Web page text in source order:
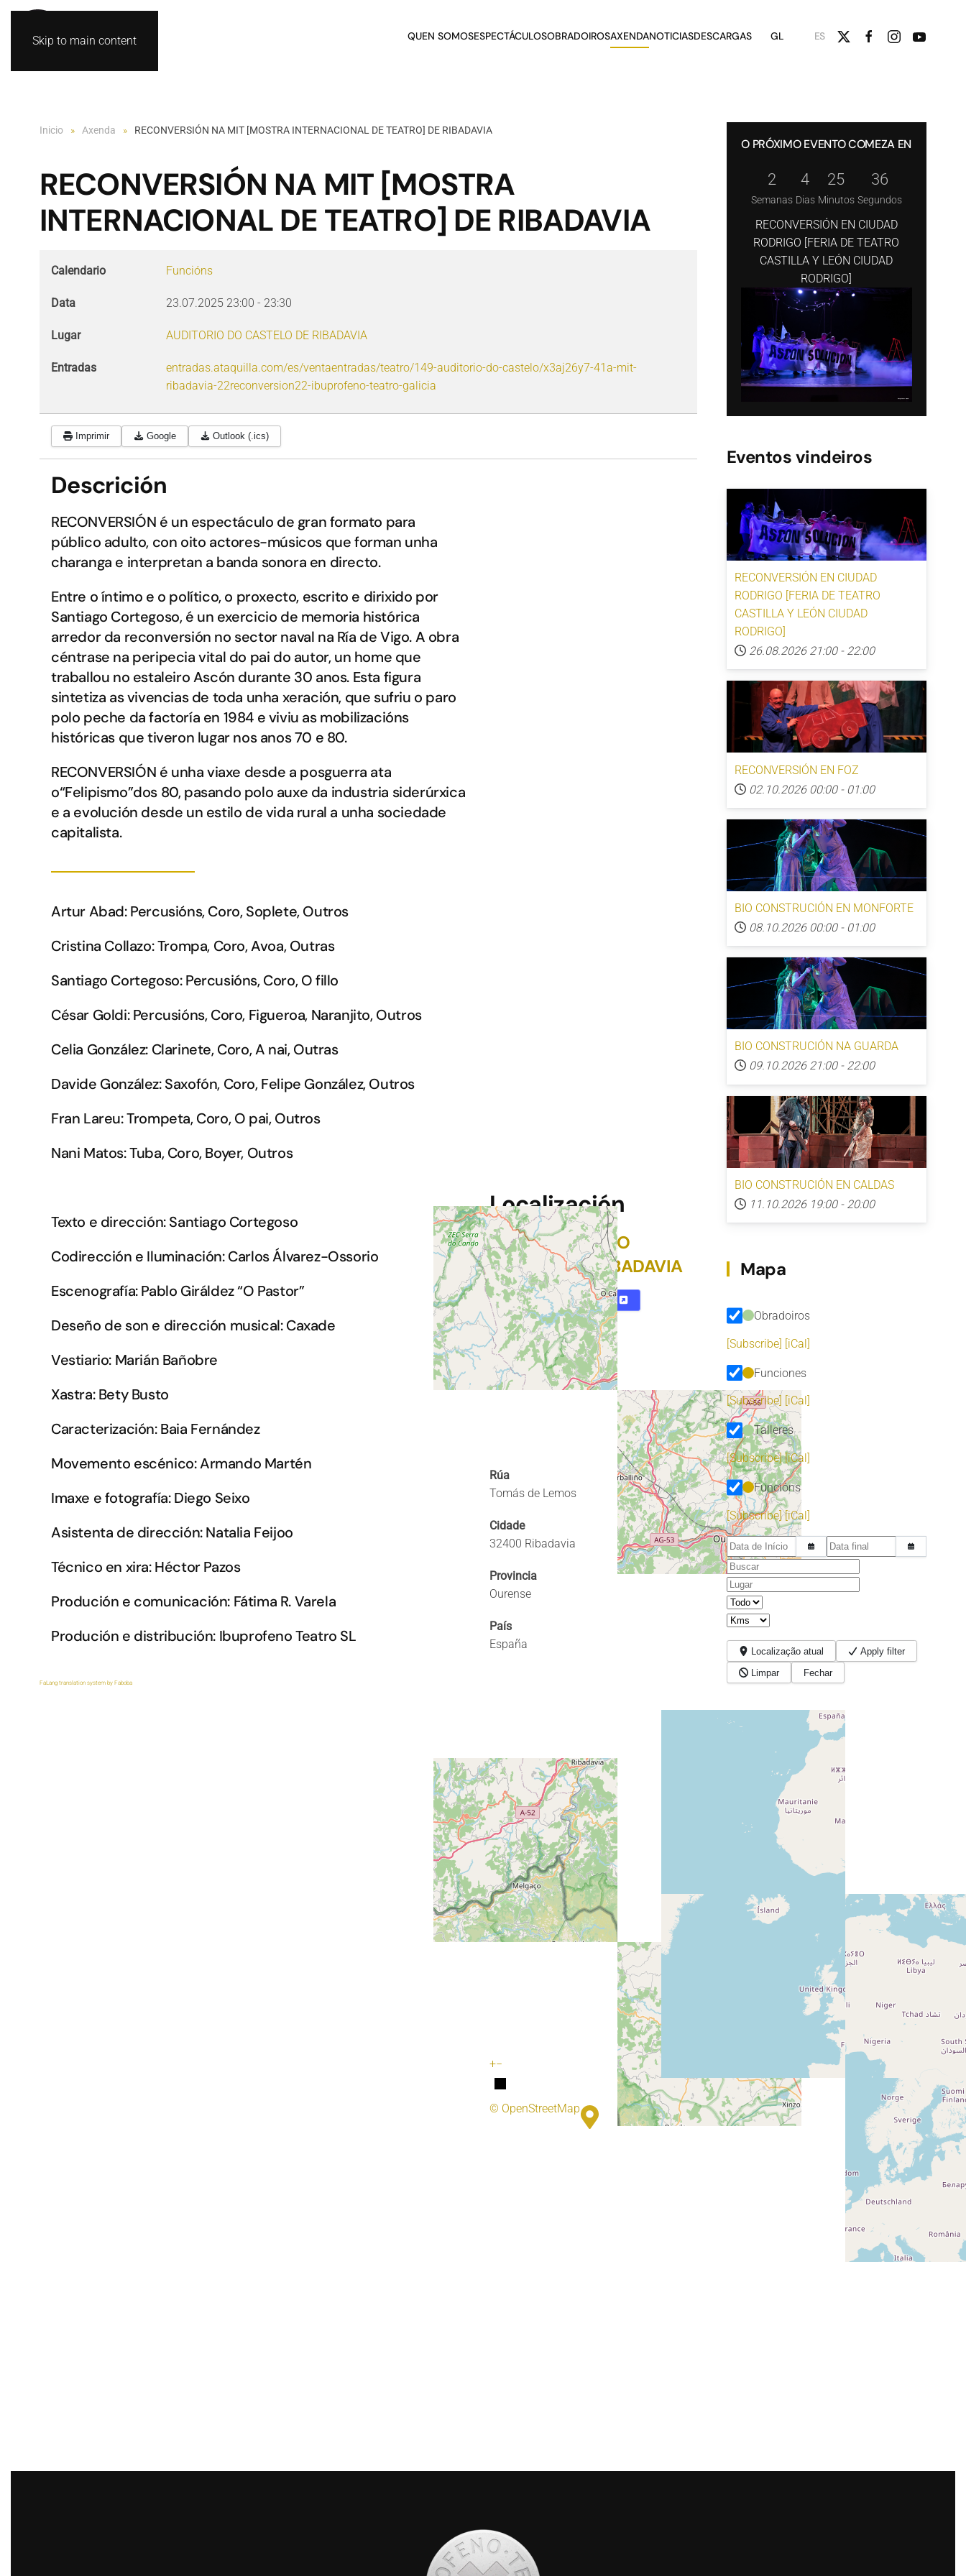
Skip to main content QUEN SOMOSESPECTÁCULOSOBRADOIROSAXENDANOTICIASDESCARGAS GL ES
Inicio Axenda RECONVERSIÓN NA MIT [MOSTRA INTERNACIONAL DE TEATRO] DE RIBADAVIA
RECONVERSIÓN NA MIT [MOSTRA
INTERNACIONAL DE TEATRO] DE RIBADAVIA
Calendario Funcións
Data 23.07.2025 23:00 - 23:30
Lugar AUDITORIO DO CASTELO DE RIBADAVIA
Entradas
entradas.ataquilla.com/es/ventaentradas/teatro/149-auditorio-do-castelo/x3aj26y7-41a-mit-
ribadavia-22reconversion22-ibuprofeno-teatro-galicia
Imprimir Google Outlook (.ics)
Descrición
RECONVERSIÓN é un espectáculo de gran formato para
público adulto, con oito actores-músicos que forman unha
charanga e interpretan a banda sonora en directo.
Entre o íntimo e o político, o proxecto, escrito e dirixido por
Santiago Cortegoso, é un exercicio de memoria histórica
arredor da reconversión no sector naval na Ría de Vigo. A obra
céntrase na peripecia vital do pai do autor, un home que
traballou no estaleiro Ascón durante 30 anos. Esta figura
sintetiza as vivencias de toda unha xeración, que sufriu o paro
polo peche da factoría en 1984 e viviu as mobilizacións
históricas que tiveron lugar nos anos 70 e 80.
RECONVERSIÓN é unha viaxe desde a posguerra ata
o“Felipismo”dos 80, pasando polo auxe da industria siderúrxica
e a evolución desde un estilo de vida rural a unha sociedade
capitalista.
Artur Abad:Percusións, Coro, Soplete, Outros
Cristina Collazo:Trompa, Coro, Avoa, Outras
Santiago Cortegoso:Percusións, Coro, O fillo
César Goldi:Percusións, Coro, Figueroa, Naranjito, Outros
Celia González: Clarinete, Coro, A nai, Outras
Davide González:Saxofón, Coro, Felipe González, Outros
Fran Lareu:Trompeta, Coro, O pai, Outros
Nani Matos:Tuba, Coro, Boyer, Outros
Texto e dirección:Santiago Cortegoso
Codirección e Iluminación:Carlos Álvarez-Ossorio
Escenografía:Pablo Giráldez “O Pastor”
Deseño de son e dirección musical:Caxade
Vestiario: Marián Bañobre
Xastra:Bety Busto
Caracterización:Baia Fernández
Movemento escénico:Armando Martén
Imaxe e fotografía: Diego Seixo
Asistenta de dirección:Natalia Feijoo
Técnico en xira: Héctor Pazos
Produción e comunicación: Fátima R. Varela
Produción e distribución: Ibuprofeno Teatro SL
Localización
AUDITORIO DO
CASTELO DE RIBADAVIA
Mapa Directions
+−
© OpenStreetMap
Rúa
Tomás de Lemos
Cidade
32400 Ribadavia
Provincia
Ourense
País
España
FaLang translation system by Faboba
O PRÓXIMO EVENTO COMEZA EN
2
Semanas
4
Dias
25
Minutos
35
Segundos
RECONVERSIÓN EN CIUDAD
RODRIGO [FERIA DE TEATRO
CASTILLA Y LEÓN CIUDAD
RODRIGO]
Eventos vindeiros
RECONVERSIÓN EN CIUDAD
RODRIGO [FERIA DE TEATRO
CASTILLA Y LEÓN CIUDAD
RODRIGO]
26.08.2026 21:00 - 22:00
RECONVERSIÓN EN FOZ
02.10.2026 00:00 - 01:00
BIO CONSTRUCIÓN EN MONFORTE
08.10.2026 00:00 - 01:00
BIO CONSTRUCIÓN NA GUARDA
09.10.2026 21:00 - 22:00
BIO CONSTRUCIÓN EN CALDAS
11.10.2026 19:00 - 20:00
Mapa
Obradoiros
[Subscribe] [iCal]
Funciones
[Subscribe] [iCal]
Talleres
[Subscribe][iCal]
Funcións
[Subscribe][iCal]
Data de Início
Data final
Buscar
Lugar
Localização atual
Apply filter
Limpar
Fechar